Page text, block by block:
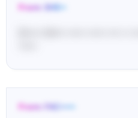
From: SHE••
From: FAC•••••